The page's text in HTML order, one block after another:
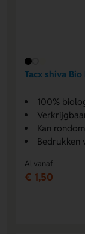
Tacx shiva
100%
Kan
Bedrukken
Al vanaf
€ 1,50